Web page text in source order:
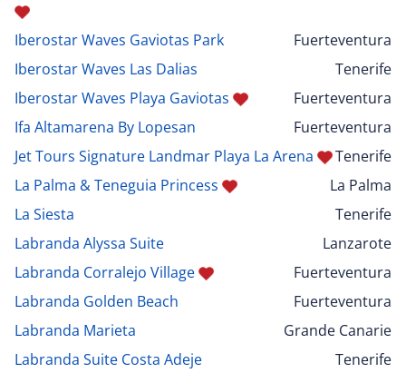
Iberostar Waves Gaviotas Park
Fuerteventura
Iberostar Waves Las Dalias
Tenerife
Iberostar Waves Playa Gaviotas
Fuerteventura
Ifa Altamarena By Lopesan
Fuerteventura
Jet Tours Signature Landmar Playa La Arena
Tenerife
La Palma & Teneguia Princess
La Palma
La Siesta
Tenerife
Labranda Alyssa Suite
Lanzarote
Labranda Corralejo Village
Fuerteventura
Labranda Golden Beach
Fuerteventura
Labranda Marieta
Grande Canarie
Labranda Suite Costa Adeje
Tenerife